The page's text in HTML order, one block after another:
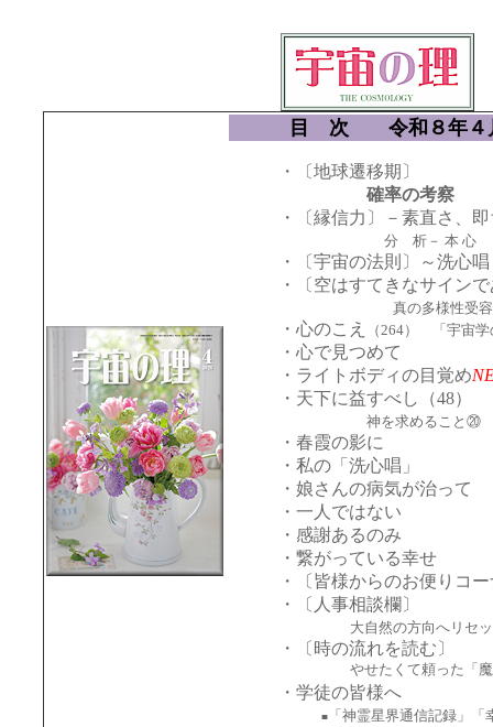
目 次 令和８年４
・〔地球遷移期〕
確率の考察
・〔縁信力〕－素直さ、
分 析－ 本 心
・〔宇宙の法則〕～洗心唱
・〔空はすてきなサイン
真の多様性受
・心のこえ （264） 「宇宙
・心で見つめて
・ライトボディの目覚め
・天下に益すべし（48）
神を求めること⑳
・春霞の影に
・私の「洗心唱」
・娘さんの病気が治って
・一人ではない
・感謝あるのみ
・繋がっている幸せ
・〔皆様からのお便りコ
・〔人事相談欄〕
大自然の方向へリセッ
・〔時の流れを読む〕
やせたくて頼った「魔
・学徒の皆様へ
■ 「神霊星界通信記録」